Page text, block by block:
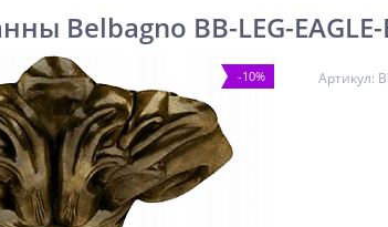
Belbagno BB-LEG-EAGLE-
-10%
Артикул: